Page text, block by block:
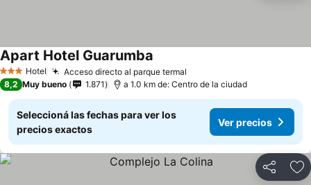
3 Estrellas
Hotel Acceso directo al parque termal
Apart Hotel Guarumba
8,2 Muy bueno 1.871 a 1.0 km de: Centro de la ciudad
Seleccioná las fechas para ver los
precios exactos
Ver precios
Compartir